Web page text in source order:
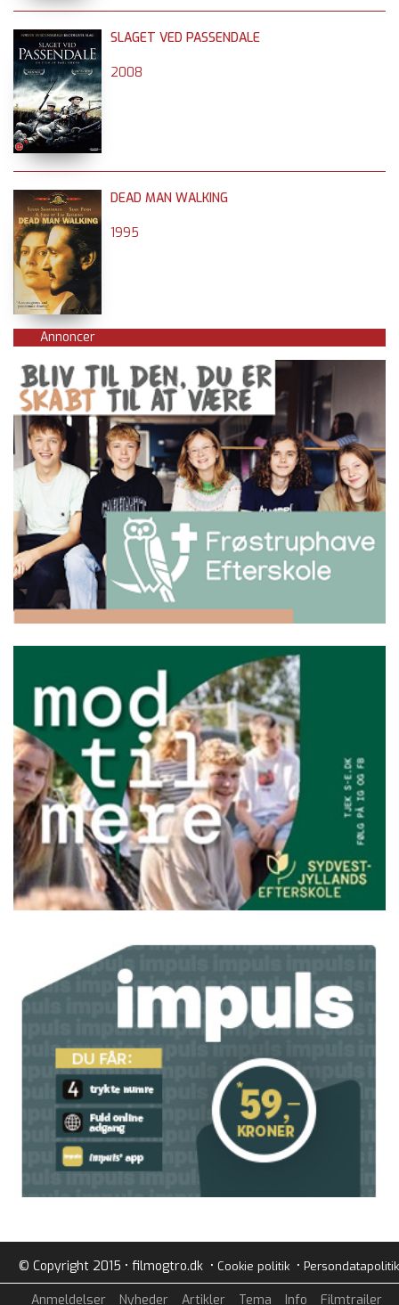
SLAGET VED PASSENDALE
2008
DEAD MAN WALKING
1995
Annoncer
© Copyright 2015 • filmogtro.dk • Cookie politik• Persondatapolitik
Anmeldelser Nyheder Artikler Tema Info Filmtrailer